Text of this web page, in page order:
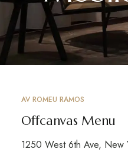
AV ROMEU RAMOS
Offcanvas Menu
1250 West 6th Ave, New